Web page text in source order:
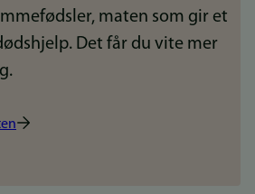
maten som gir et
Det får du vite mer